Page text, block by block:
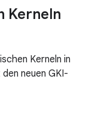
Kerneln
Kerneln in
neuen GKI-